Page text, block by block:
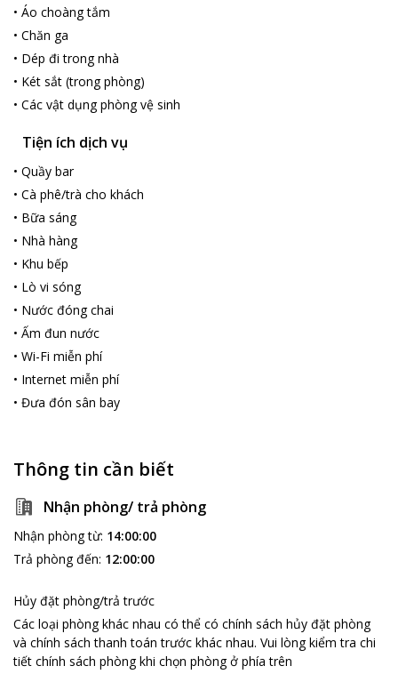
• Áo choàng tắm
• Chăn ga
• Dép đi trong nhà
• Két sắt (trong phòng)
• Các vật dụng phòng vệ sinh
Tiện ích dịch vụ
• Quầy bar
• Cà phê/trà cho khách
• Bữa sáng
• Nhà hàng
• Khu bếp
• Lò vi sóng
• Nước đóng chai
• Ấm đun nước
• Wi-Fi miễn phí
• Internet miễn phí
• Đưa đón sân bay
Thông tin cần biết
Nhận phòng/ trả phòng
Nhận phòng từ: 14:00:00
Trả phòng đến: 12:00:00
Hủy đặt phòng/trả trước
Các loại phòng khác nhau có thể có chính sách hủy đặt phòng
và chính sách thanh toán trước khác nhau. Vui lòng kiểm tra chi
tiết chính sách phòng khi chọn phòng ở phía trên